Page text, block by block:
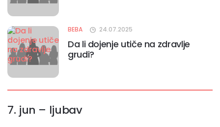
BEBA 24.07.2025
Da li dojenje utiče na zdravlje
grudi?
7. jun – ljubav